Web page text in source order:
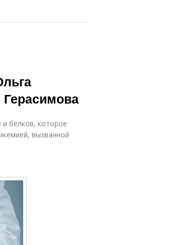
Герасимова
белков, которое
вызванной